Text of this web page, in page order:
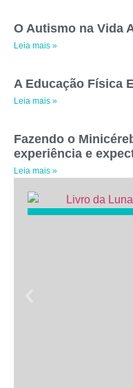
O Autismo na Vida
Leia mais »
A Educação Física
Leia mais »
Fazendo o
experiência e
Leia mais »